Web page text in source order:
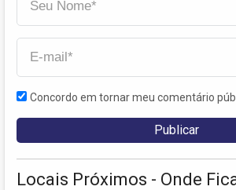
Concordo em tornar meu comentário
Locais Próximos - Onde